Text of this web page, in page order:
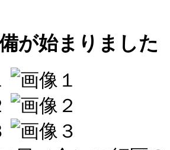
が始まりました